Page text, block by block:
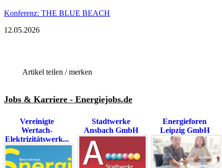
Konferenz: THE BLUE BEACH
12.05.2026
Artikel teilen / merken
Jobs & Karriere - Energiejobs.de
Vereinigte
Wertach-
Elektrizitätswerk...
Stadtwerke
Ansbach GmbH
Energieforen
Leipzig GmbH